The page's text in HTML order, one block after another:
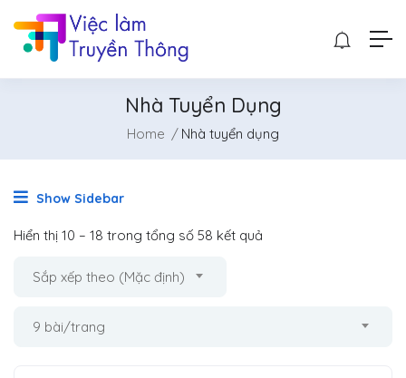
Nhà Tuyển Dụng
Home Nhà tuyển dụng
Show Sidebar
Hiển thị 10 – 18 trong tổng số 58 kết quả
Sắp xếp theo (Mặc định)
9 bài/trang